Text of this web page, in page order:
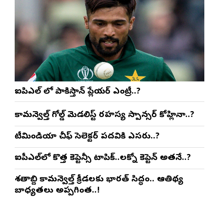
ఐపిఎల్ లో పాకిస్తాన్ ప్లేయర్ ఎంట్రీ..?
కామన్వెల్త్ గోల్డ్ మెడలిస్ట్ రహస్య స్పాన్సర్ కోహ్లినా..?
టీమిండియా చీఫ్ సెలెక్టర్ పదవికి ఎసరు..?
ఐపీఎల్‌లో కొత్త కెప్టెన్సీ టాపిక్..లక్నో కెప్టెన్ అతనే..?
శతాబ్ది కామన్వెల్త్ క్రీడలకు భారత్ సిద్ధం.. ఆతిథ్య
బాధ్యతలు అప్పగింత..!